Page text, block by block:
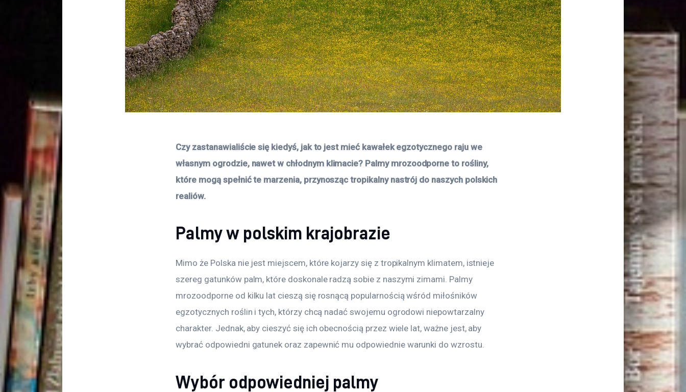
Czy zastanawialiście się kiedyś, jak to jest mieć kawałek egzotycznego raju we
własnym ogrodzie, nawet w chłodnym klimacie? Palmy mrozoodporne to rośliny,
które mogą spełnić te marzenia, przynosząc tropikalny nastrój do naszych polskich
realiów.
Palmy w polskim krajobrazie
Mimo że Polska nie jest miejscem, które kojarzy się z tropikalnym klimatem, istnieje
szereg gatunków palm, które doskonale radzą sobie z naszymi zimami. Palmy
mrozoodporne od kilku lat cieszą się rosnącą popularnością wśród miłośników
egzotycznych roślin i tych, którzy chcą nadać swojemu ogrodowi niepowtarzalny
charakter. Jednak, aby cieszyć się ich obecnością przez wiele lat, ważne jest, aby
wybrać odpowiedni gatunek oraz zapewnić mu odpowiednie warunki do wzrostu.
Wybór odpowiedniej palmy